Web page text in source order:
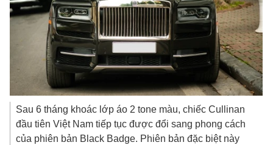
Sau 6 tháng khoác lớp áo 2 tone màu, chiếc Cullinan
đầu tiên Việt Nam tiếp tục được đổi sang phong cách
của phiên bản Black Badge. Phiên bản đặc biệt này